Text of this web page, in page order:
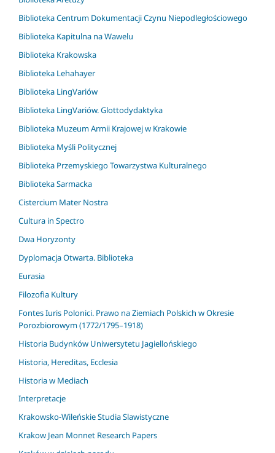
Biblioteka Centrum Dokumentacji Czynu Niepodległościowego
Biblioteka Kapitulna na Wawelu
Biblioteka Krakowska
Biblioteka Lehahayer
Biblioteka LingVariów
Biblioteka LingVariów. Glottodydaktyka
Biblioteka Muzeum Armii Krajowej w Krakowie
Biblioteka Myśli Politycznej
Biblioteka Przemyskiego Towarzystwa Kulturalnego
Biblioteka Sarmacka
Cistercium Mater Nostra
Cultura in Spectro
Dwa Horyzonty
Dyplomacja Otwarta. Biblioteka
Eurasia
Filozofia Kultury
Fontes Iuris Polonici. Prawo na Ziemiach Polskich w Okresie
Porozbiorowym (1772/1795–1918)
Historia Budynków Uniwersytetu Jagiellońskiego
Historia, Hereditas, Ecclesia
Historia w Mediach
Interpretacje
Krakowsko-Wileńskie Studia Slawistyczne
Krakow Jean Monnet Research Papers